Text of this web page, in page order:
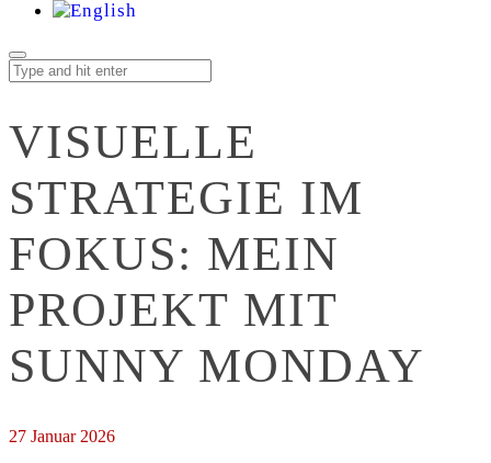
VISUELLE
STRATEGIE IM
FOKUS: MEIN
PROJEKT MIT
SUNNY MONDAY
27 Januar 2026